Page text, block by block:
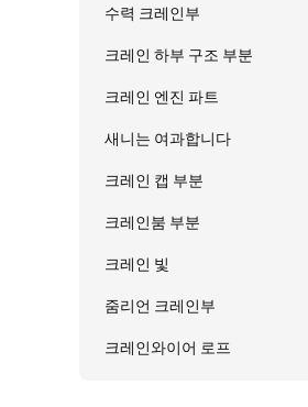
수력 크레인부
크레인 하부 구조 부분
크레인 엔진 파트
새니는 여과합니다
크레인 캡 부분
크레인붐 부분
크레인 빛
줌리언 크레인부
크레인와이어 로프